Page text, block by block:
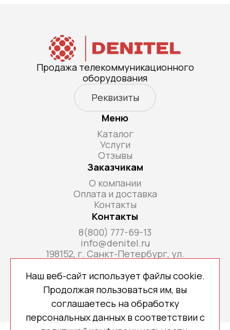
Продажа телекоммуникационного
оборудования
Реквизиты
Меню
Каталог
Услуги
Отзывы
Заказчикам
О компании
Оплата и доставка
Контакты
Контакты
8(800) 777-69-13
info@denitel.ru
198152, г. Санкт-Петербург, ул.
Н, ком. офис 213А
Наш веб-сайт использует файлы cookie.
Продолжая пользоваться им, вы
соглашаетесь на обработку
персональных данных в соответствии с